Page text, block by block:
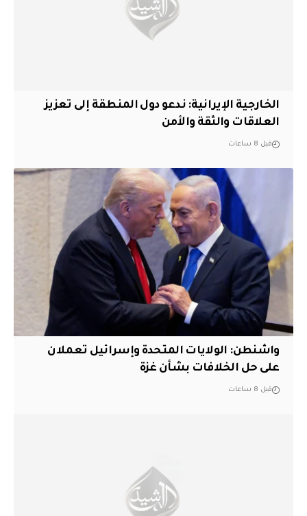
الخارجية الإيرانية: ندعو دول المنطقة إلى تعزيز
العلاقات والثقة والأمن
قبل 8 ساعات
واشنطن: الولايات المتحدة وإسرائيل تعملان
على حل الخلافات بشأن غزة
قبل 8 ساعات